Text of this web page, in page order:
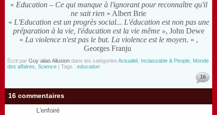
« Education – Ce qui manque à l'ignorant pour reconnaître qu'il
ne sait rien » Albert Brie
« L'Education est un progrès social... L'éducation est non pas une
préparation à la vie, l'éducation est la vie même », John Dewe
« La violence n'est pas le but. La violence est le moyen. » ,
Georges Franju
Écrit par Guy alias Allusion dans les catégories Actualité Inclassable & People Monde
des affaires Science | Tags : education
16
16 commentaires
L'enfoiré